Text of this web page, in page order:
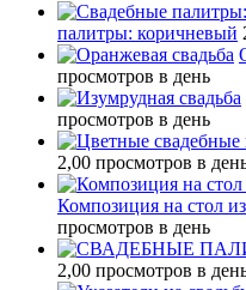
палитры: коричневый
просмотров в день
просмотров в день
2,00 просмотров в
Композиция на стол
просмотров в день
2,00 просмотров в